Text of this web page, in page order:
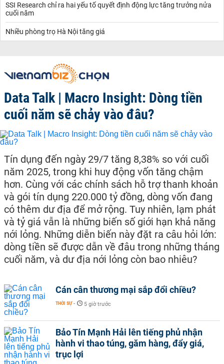
SSI Research chỉ ra hai yếu tố quyết định động lực tăng trưởng nửa
cuối năm
Nhiều phòng trọ Hà Nội tăng giá
Data Talk | Macro Insight: Dòng tiền
cuối năm sẽ chảy vào đâu?
Tín dụng đến ngày 29/7 tăng 8,38% so với cuối
năm 2025, trong khi huy động vốn tăng chậm
hơn. Cùng với các chính sách hỗ trợ thanh khoản
và gói tín dụng 220.000 tỷ đồng, dòng vốn đang
có thêm dư địa để mở rộng. Tuy nhiên, lạm phát
và tỷ giá vẫn là những biến số giới hạn khả năng
nới lỏng. Những diễn biến này đặt ra câu hỏi lớn:
dòng tiền sẽ được dẫn về đâu trong những tháng
cuối năm, và dư địa nới lỏng còn bao nhiêu?
Cán cân thương mại sắp đổi chiều?
THỜI SỰ - 5 giờ trước
Bảo Tín Mạnh Hải lên tiếng phủ nhận
hành vi thao túng, găm hàng, đẩy giá,
trục lợi